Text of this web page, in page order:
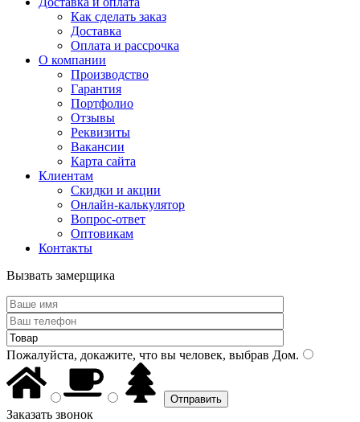
Как сделать заказ
Доставка
Оплата и рассрочка
О компании
Производство
Гарантия
Портфолио
Отзывы
Реквизиты
Вакансии
Карта сайта
Клиентам
Скидки и акции
Онлайн-калькулятор
Вопрос-ответ
Оптовикам
Контакты
Вызвать замерщика
Пожалуйста, докажите, что вы человек, выбрав Дом.
Заказать звонок